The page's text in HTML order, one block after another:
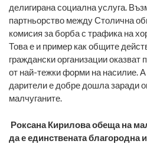
делигирана социална услуга.
партньорство между Столична
комисия за борба с трафика на
Това е и пример как общите
граждански организации
от най-тежки форми на насилие. А
дарители е добре дошла заради
малчуганите.
Роксана Кирилова обеща на
да е единствената благородна